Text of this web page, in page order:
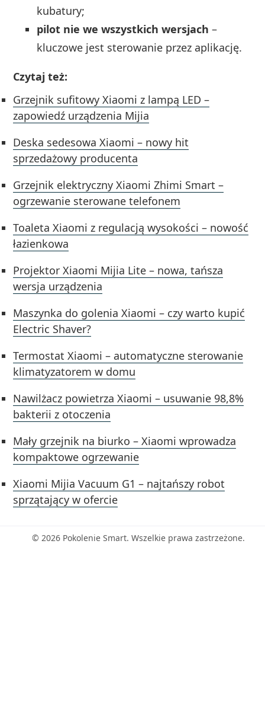
kubatury;
pilot nie we wszystkich wersjach –
kluczowe jest sterowanie przez aplikację.
Czytaj też:
Grzejnik sufitowy Xiaomi z lampą LED –
zapowiedź urządzenia Mijia
Deska sedesowa Xiaomi – nowy hit
sprzedażowy producenta
Grzejnik elektryczny Xiaomi Zhimi Smart –
ogrzewanie sterowane telefonem
Toaleta Xiaomi z regulacją wysokości – nowość
łazienkowa
Projektor Xiaomi Mijia Lite – nowa, tańsza
wersja urządzenia
Maszynka do golenia Xiaomi – czy warto kupić
Electric Shaver?
Termostat Xiaomi – automatyczne sterowanie
klimatyzatorem w domu
Nawilżacz powietrza Xiaomi – usuwanie 98,8%
bakterii z otoczenia
Mały grzejnik na biurko – Xiaomi wprowadza
kompaktowe ogrzewanie
Xiaomi Mijia Vacuum G1 – najtańszy robot
sprzątający w ofercie
© 2026 Pokolenie Smart. Wszelkie prawa zastrzeżone.